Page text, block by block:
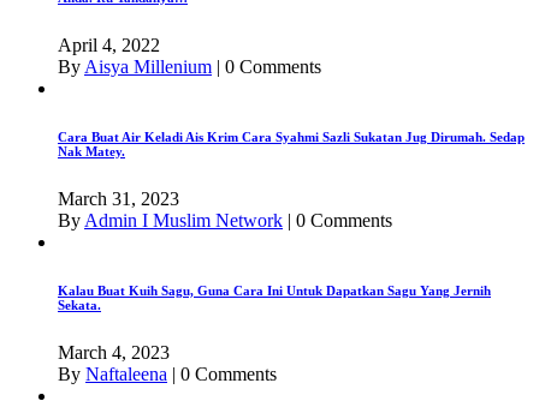
April 4, 2022
By Aisya Millenium | 0 Comments
Cara Buat Air Keladi Ais Krim Cara Syahmi Sazli Sukatan Jug Dirumah. Sedap
Nak Matey.
March 31, 2023
By Admin I Muslim Network | 0 Comments
Kalau Buat Kuih Sagu, Guna Cara Ini Untuk Dapatkan Sagu Yang Jernih
Sekata.
March 4, 2023
By Naftaleena | 0 Comments